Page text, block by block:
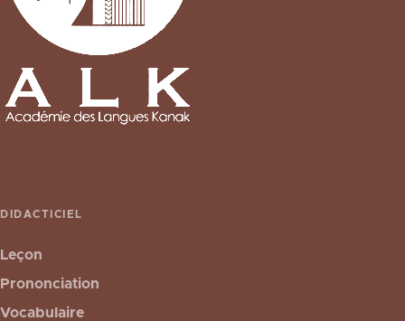
DIDACTICIEL
Leçon
Prononciation
Vocabulaire